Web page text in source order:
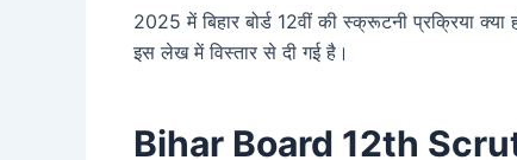
2025 में बिहार बोर्ड 12वीं की स्क्रूटनी प्रक्रिया
इस लेख में विस्तार से दी गई है।
Bihar Board 12th